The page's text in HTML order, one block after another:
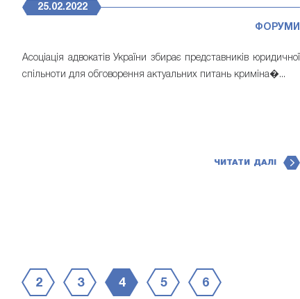
25.02.2022
ФОРУМИ
Асоціація адвокатів України збирає представників юридичної
спільноти для обговорення актуальних питань криміна�...
ЧИТАТИ ДАЛІ
2 3 4 5 6